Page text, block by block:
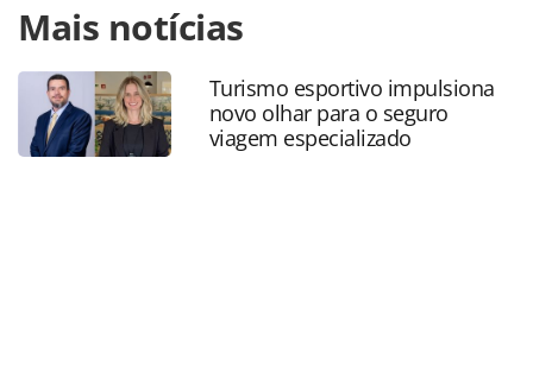
https://www.panrotas.com.br/mercado/cruzeiros/2024/
no-formula-1-paddock-club-esta-disponivel-para-reservas-
no-explora-ii_211712.html ou as ferramentas oferecidas na
página. Todo o conteúdo produzido pela PANROTAS
Editora é protegido pela legislação brasileira sobre direito
autoral. Não reproduza o conteúdo sem autorização da
Mais notícias
Turismo esportivo impulsiona
novo olhar para o seguro
viagem especializado